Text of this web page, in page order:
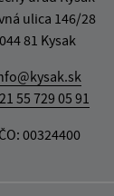
ulica 146/28
044 81 Kysak
55 729 05 91
00324400